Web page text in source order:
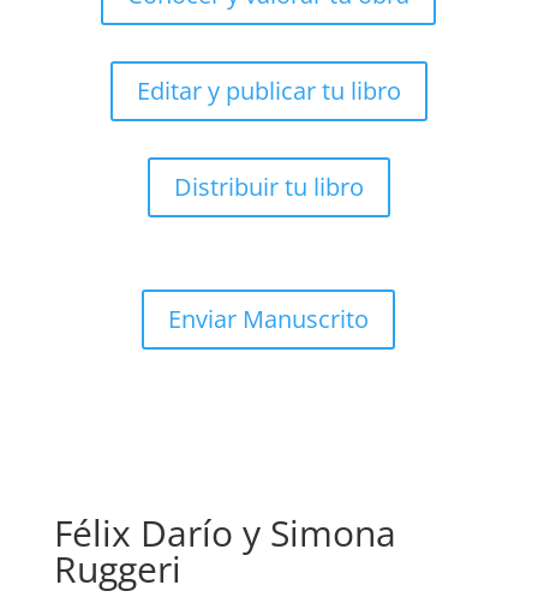
Editar y publicar tu libro
Distribuir tu libro
Enviar Manuscrito
Félix Darío y Simona
Ruggeri